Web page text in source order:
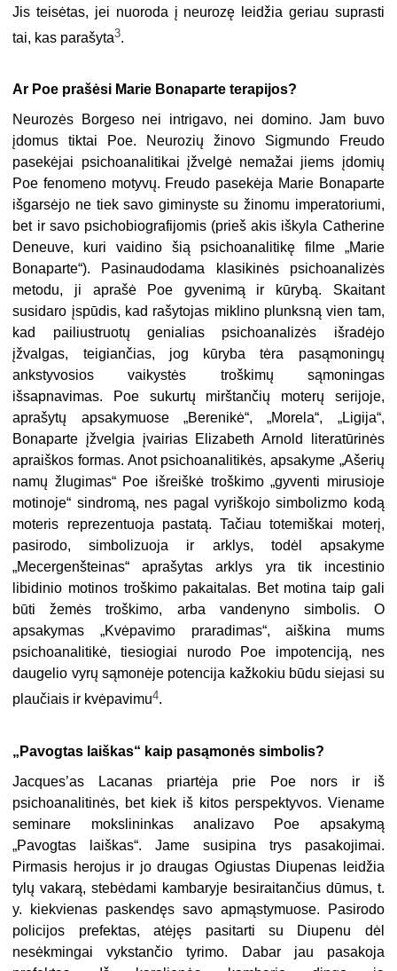
Jis teisėtas, jei nuoroda į neurozę leidžia geriau suprasti
tai, kas parašyta3.
Ar Poe prašėsi Marie Bonaparte terapijos?
Neurozės Borgeso nei intrigavo, nei domino. Jam buvo
įdomus tiktai Poe. Neurozių žinovo Sigmundo Freudo
pasekėjai psichoanalitikai įžvelgė nemažai jiems įdomių
Poe fenomeno motyvų. Freudo pasekėja Marie Bonaparte
išgarsėjo ne tiek savo giminyste su žinomu imperatoriumi,
bet ir savo psichobiografijomis (prieš akis iškyla Catherine
Deneuve, kuri vaidino šią psichoanalitikę filme „Marie
Bonaparte“). Pasinaudodama klasikinės psichoanalizės
metodu, ji aprašė Poe gyvenimą ir kūrybą. Skaitant
susidaro įspūdis, kad rašytojas miklino plunksną vien tam,
kad pailiustruotų genialias psichoanalizės išradėjo
įžvalgas, teigiančias, jog kūryba tėra pasąmoningų
ankstyvosios vaikystės troškimų sąmoningas
išsapnavimas. Poe sukurtų mirštančių moterų serijoje,
aprašytų apsakymuose „Berenikė“, „Morela“, „Ligija“,
Bonaparte įžvelgia įvairias Elizabeth Arnold literatūrinės
apraiškos formas. Anot psichoanalitikės, apsakyme „Ašerių
namų žlugimas“ Poe išreiškė troškimo „gyventi mirusioje
motinoje“ sindromą, nes pagal vyriškojo simbolizmo kodą
moteris reprezentuoja pastatą. Tačiau totemiškai moterį,
pasirodo, simbolizuoja ir arklys, todėl apsakyme
„Mecergenšteinas“ aprašytas arklys yra tik incestinio
libidinio motinos troškimo pakaitalas. Bet motina taip gali
būti žemės troškimo, arba vandenyno simbolis. O
apsakymas „Kvėpavimo praradimas“, aiškina mums
psichoanalitikė, tiesiogiai nurodo Poe impotenciją, nes
daugelio vyrų sąmonėje potencija kažkokiu būdu siejasi su
plaučiais ir kvėpavimu4.
„ Pavogtas laiškas“ kaip pasąmonės simbolis?
Jacques’as Lacanas priartėja prie Poe nors ir iš
psichoanalitinės, bet kiek iš kitos perspektyvos. Viename
seminare mokslininkas analizavo Poe apsakymą
„Pavogtas laiškas“. Jame susipina trys pasakojimai.
Pirmasis herojus ir jo draugas Ogiustas Diupenas leidžia
tylų vakarą, stebėdami kambaryje besiraitančius dūmus, t.
y. kiekvienas paskendęs savo apmąstymuose. Pasirodo
policijos prefektas, atėjęs pasitarti su Diupenu dėl
nesėkmingai vykstančio tyrimo. Dabar jau pasakoja